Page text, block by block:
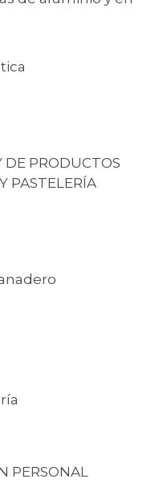
DE PRODUCTOS
PASTELERÍA
PERSONAL